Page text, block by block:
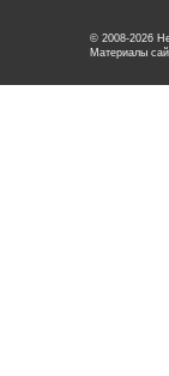
© 2008-2026
Материалы